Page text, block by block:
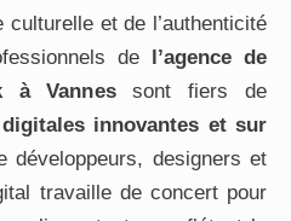
et de l’authenticité
de l’agence de
à Vannessont fiers de
innovantes et sur
développeurs, designers et
travaille de concert pour